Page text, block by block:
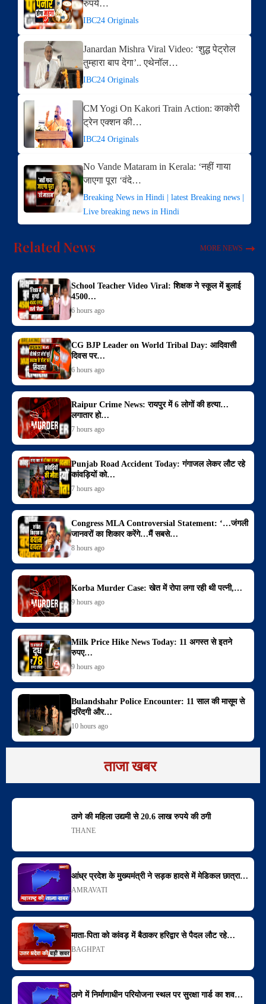
रुपये…
IBC24 Originals
Janardan Mishra Viral Video: ‘शुद्ध पेट्रोल
तुम्हारा बाप देगा’.. एथेनॉल…
IBC24 Originals
CM Yogi On Kakori Train Action: काकोरी
ट्रेन एक्शन की…
IBC24 Originals
No Vande Mataram in Kerala: ‘नहीं गाया
जाएगा पूरा ‘वंदे…
Breaking News in Hindi | latest Breaking news |
Live breaking news in Hindi
Related News MORE NEWS
School Teacher Video Viral: शिक्षक ने स्कूल में बुलाई
4500…
6 hours ago
CG BJP Leader on World Tribal Day: आदिवासी
दिवस पर…
6 hours ago
Raipur Crime News: रायपुर में 6 लोगों की हत्या…
लगातार हो…
7 hours ago
Punjab Road Accident Today: गंगाजल लेकर लौट रहे
कांवड़ियों को…
7 hours ago
Congress MLA Controversial Statement: ‘…जंगली
जानवरों का शिकार करेंगे…मैं सबसे…
8 hours ago
Korba Murder Case: खेत में रोपा लगा रही थी पत्नी,…
9 hours ago
Milk Price Hike News Today: 11 अगस्त से इतने
रुपए…
9 hours ago
Bulandshahr Police Encounter: 11 साल की मासूम से
दरिंदगी और…
10 hours ago
ताजा खबर
ठाणे की महिला उद्यमी से 20.6 लाख रुपये की ठगी
THANE
आंध्र प्रदेश के मुख्यमंत्री ने सड़क हादसे में मेडिकल छात्रा…
AMRAVATI
माता-पिता को कांवड़ में बैठाकर हरिद्वार से पैदल लौट रहे…
BAGHPAT
ठाणे में निर्माणाधीन परियोजना स्थल पर सुरक्षा गार्ड का शव…